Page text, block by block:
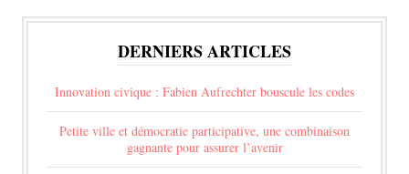
DERNIERS ARTICLES
Innovation civique : Fabien Aufrechter bouscule les codes
Petite ville et démocratie participative, une combinaison
gagnante pour assurer l’avenir